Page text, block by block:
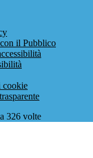
il Pubblico
cookie
326 volte